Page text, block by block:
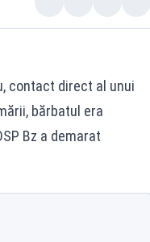
contact direct al unui
bărbatul era
Bz a demarat